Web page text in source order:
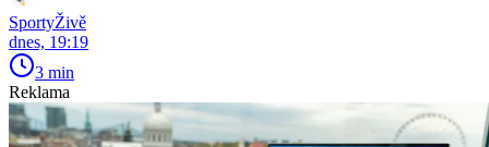
SportyŽivě
dnes, 19:19
3 min
Reklama